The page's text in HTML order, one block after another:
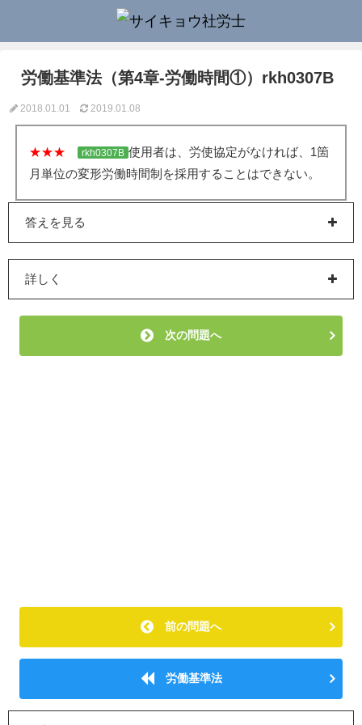
労働基準法（第4章-労働時間①）rkh0307B
2018.01.01 2019.01.08
★★★ rkh0307B 使用者は、労使協定がなければ、1箇
月単位の変形労働時間制を採用することはできない。
答えを見る
詳しく
次の問題へ
前の問題へ
労働基準法